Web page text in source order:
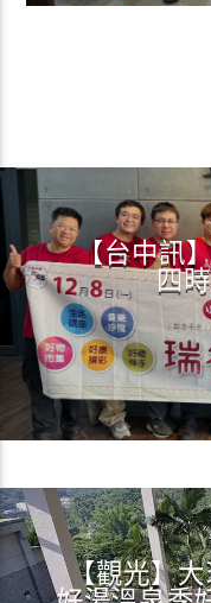
【台中訊
四
【觀光】